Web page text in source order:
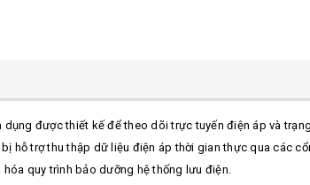
được thiết kế để theo dõi trực tuyến điện áp và
hỗ trợ thu thập dữ liệu điện áp thời gian thực qua các
quy trình bảo dưỡng hệ thống lưu điện.